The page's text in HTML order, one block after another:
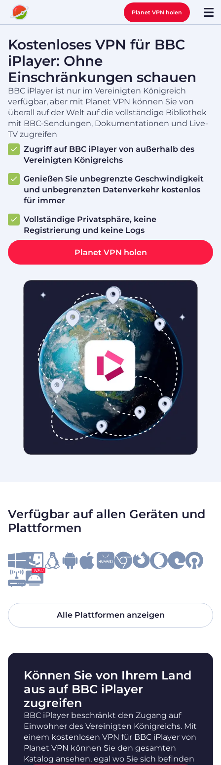
Planet VPN holen
Kostenloses VPN für BBC
iPlayer: Ohne
Einschränkungen schauen
BBC iPlayer ist nur im Vereinigten Königreich
verfügbar, aber mit Planet VPN können Sie von
überall auf der Welt auf die vollständige Bibliothek
mit BBC-Sendungen, Dokumentationen und Live-
TV zugreifen
Zugriff auf BBC iPlayer von außerhalb des
Vereinigten Königreichs
Genießen Sie unbegrenzte Geschwindigkeit
und unbegrenzten Datenverkehr kostenlos
für immer
Vollständige Privatsphäre, keine
Registrierung und keine Logs
Planet VPN holen
Verfügbar auf allen Geräten und
Plattformen
NEU
Alle Plattformen anzeigen
Können Sie von Ihrem Land
aus auf BBC iPlayer
zugreifen
BBC iPlayer beschränkt den Zugang auf
Einwohner des Vereinigten Königreichs. Mit
einem kostenlosen VPN für BBC iPlayer von
Planet VPN können Sie den gesamten
Katalog ansehen, egal wo Sie sich befinden